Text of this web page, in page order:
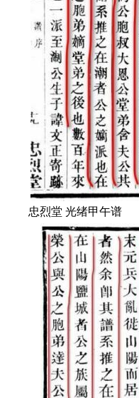
忠烈堂 光绪甲午谱